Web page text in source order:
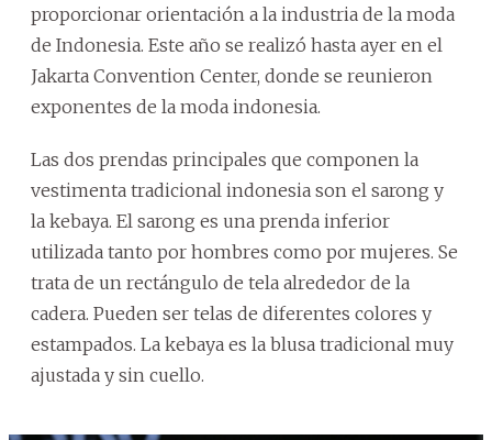
proporcionar orientación a la industria de la moda
de Indonesia. Este año se realizó hasta ayer en el
Jakarta Convention Center, donde se reunieron
exponentes de la moda indonesia.
Las dos prendas principales que componen la
vestimenta tradicional indonesia son el sarong y
la kebaya. El sarong es una prenda inferior
utilizada tanto por hombres como por mujeres. Se
trata de un rectángulo de tela alrededor de la
cadera. Pueden ser telas de diferentes colores y
estampados. La kebaya es la blusa tradicional muy
ajustada y sin cuello.